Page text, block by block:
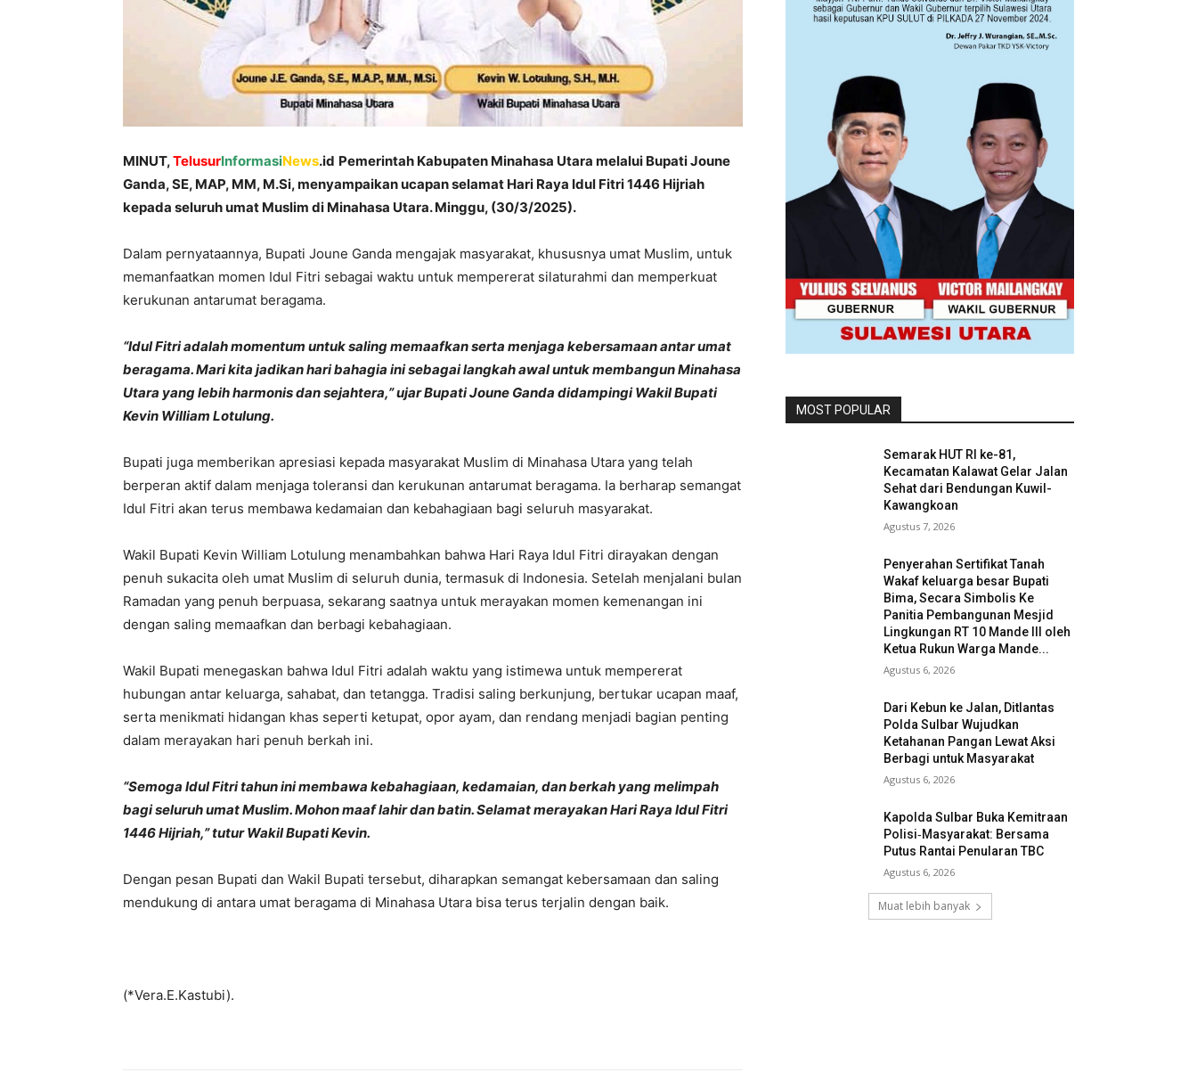
MINUT,TelusurInformasiNews.id Pemerintah Kabupaten Minahasa Utara melalui Bupati Joune
Ganda, SE, MAP, MM, M.Si, menyampaikan ucapan selamat Hari Raya Idul Fitri 1446 Hijriah
kepada seluruh umat Muslim di Minahasa Utara. Minggu, (30/3/2025).
Dalam pernyataannya, Bupati Joune Ganda mengajak masyarakat, khususnya umat Muslim, untuk
memanfaatkan momen Idul Fitri sebagai waktu untuk mempererat silaturahmi dan memperkuat
kerukunan antarumat beragama.
“Idul Fitri adalah momentum untuk saling memaafkan serta menjaga kebersamaan antar umat
beragama. Mari kita jadikan hari bahagia ini sebagai langkah awal untuk membangun Minahasa
Utara yang lebih harmonis dan sejahtera,” ujar Bupati Joune Ganda didampingi Wakil Bupati
Kevin William Lotulung.
Bupati juga memberikan apresiasi kepada masyarakat Muslim di Minahasa Utara yang telah
berperan aktif dalam menjaga toleransi dan kerukunan antarumat beragama. Ia berharap semangat
Idul Fitri akan terus membawa kedamaian dan kebahagiaan bagi seluruh masyarakat.
Wakil Bupati Kevin William Lotulung menambahkan bahwa Hari Raya Idul Fitri dirayakan dengan
penuh sukacita oleh umat Muslim di seluruh dunia, termasuk di Indonesia. Setelah menjalani bulan
Ramadan yang penuh berpuasa, sekarang saatnya untuk merayakan momen kemenangan ini
dengan saling memaafkan dan berbagi kebahagiaan.
Wakil Bupati menegaskan bahwa Idul Fitri adalah waktu yang istimewa untuk mempererat
hubungan antar keluarga, sahabat, dan tetangga. Tradisi saling berkunjung, bertukar ucapan maaf,
serta menikmati hidangan khas seperti ketupat, opor ayam, dan rendang menjadi bagian penting
dalam merayakan hari penuh berkah ini.
“Semoga Idul Fitri tahun ini membawa kebahagiaan, kedamaian, dan berkah yang melimpah
bagi seluruh umat Muslim. Mohon maaf lahir dan batin. Selamat merayakan Hari Raya Idul Fitri
1446 Hijriah,” tutur Wakil Bupati Kevin.
Dengan pesan Bupati dan Wakil Bupati tersebut, diharapkan semangat kebersamaan dan saling
mendukung di antara umat beragama di Minahasa Utara bisa terus terjalin dengan baik.
(*Vera.E.Kastubi).
MOST POPULAR
Semarak HUT RI ke-81,
Kecamatan Kalawat Gelar Jalan
Sehat dari Bendungan Kuwil-
Kawangkoan
Agustus 7, 2026
Penyerahan Sertifikat Tanah
Wakaf keluarga besar Bupati
Bima, Secara Simbolis Ke
Panitia Pembangunan Mesjid
Lingkungan RT 10 Mande III oleh
Ketua Rukun Warga Mande...
Agustus 6, 2026
Dari Kebun ke Jalan, Ditlantas
Polda Sulbar Wujudkan
Ketahanan Pangan Lewat Aksi
Berbagi untuk Masyarakat
Agustus 6, 2026
Kapolda Sulbar Buka Kemitraan
Polisi‑Masyarakat: Bersama
Putus Rantai Penularan TBC
Agustus 6, 2026
Muat lebih banyak